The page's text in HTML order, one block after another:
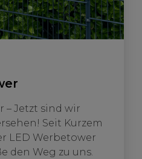
– Jetzt sind wir
Seit Kurzem
LED Werbetower
den Weg zu uns.